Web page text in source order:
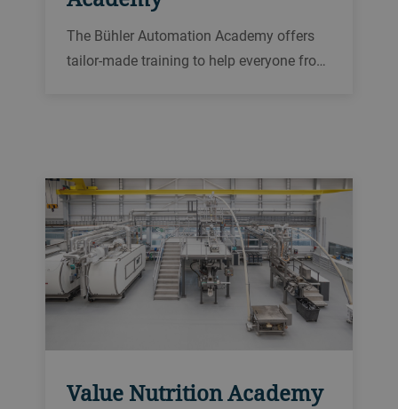
The Bühler Automation Academy offers
tailor-made training to help everyone fro…
Value Nutrition Academy